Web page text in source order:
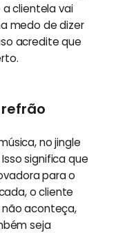
clientela vai
medo de dizer
acredite que
no jingle
significa que
para o
o cliente
não aconteça,
seja